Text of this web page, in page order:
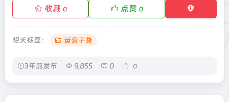
收藏 0 点赞 0
相关标签： 运营干货
3年前发布 9,855 0 0